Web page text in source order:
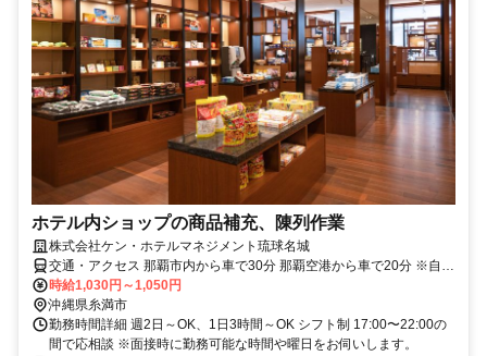
ホテル内ショップの商品補充、陳列作業
株式会社ケン・ホテルマネジメント琉球名城
交通・アクセス 那覇市内から車で30分 那覇空港から車で20分 ※自動
車・バイク通勤可
時給1,030円～1,050円
沖縄県糸満市
勤務時間詳細 週2日～OK、1日3時間～OK シフト制 17:00〜22:00の
間で応相談 ※面接時に勤務可能な時間や曜日をお伺いします。